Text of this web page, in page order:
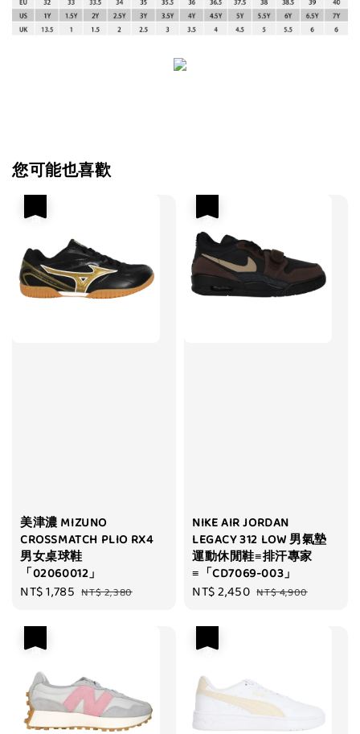
您可能也喜歡
美津濃 MIZUNO
CROSSMATCH PLIO RX4
男女桌球鞋
「02060012」
Sale
NT$ 1,785 Regular
NT$ 2,380
NIKE AIR JORDAN
LEGACY 312 LOW 男氣墊
運動休閒鞋≡排汗專家
≡「CD7069-003」
Sale
NT$ 2,450 Regular
NT$ 4,900